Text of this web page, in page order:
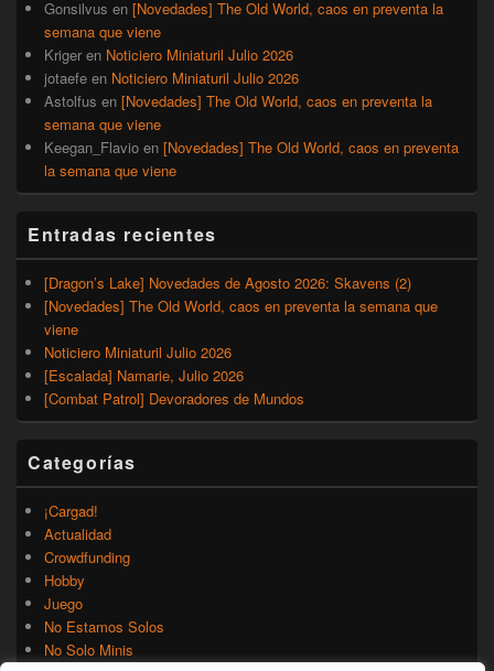
Gonsilvus en [Novedades] The Old World, caos en preventa la
semana que viene
Kriger en Noticiero Miniaturil Julio 2026
jotaefe en Noticiero Miniaturil Julio 2026
Astolfus en [Novedades] The Old World, caos en preventa la
semana que viene
Keegan_Flavio en [Novedades] The Old World, caos en preventa
la semana que viene
Entradas recientes
[Dragon’s Lake] Novedades de Agosto 2026: Skavens (2)
[Novedades] The Old World, caos en preventa la semana que
viene
Noticiero Miniaturil Julio 2026
[Escalada] Namarie, Julio 2026
[Combat Patrol] Devoradores de Mundos
Categorías
¡Cargad!
Actualidad
Crowdfunding
Hobby
Juego
No Estamos Solos
No Solo Minis